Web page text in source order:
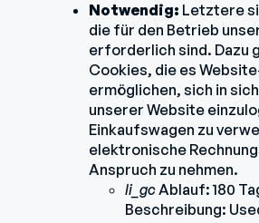
Notwendig: Letztere
die für den Betrieb
erforderlich sind. Dazu
Cookies, die es
ermöglichen, sich in
unserer Website
Einkaufswagen zu
elektronische
Anspruch zu nehmen.
li_gcAblauf: 180
Beschreibung: